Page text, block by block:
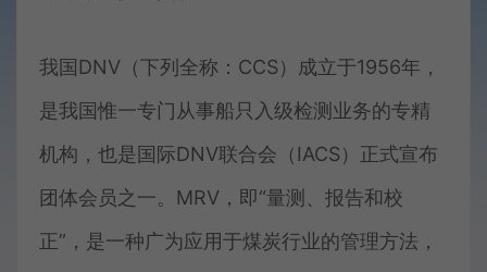
我国DNV（下列全称：CCS）成立于1956年，
是我国惟一专门从事船只入级检测业务的专精
机构，也是国际DNV联合会（IACS）正式宣布
团体会员之一。MRV，即“量测、报告和校
正”，是一种广为应用于煤炭行业的管理方法，